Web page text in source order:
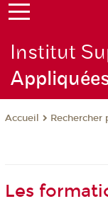
Institut
Accueil Rechercher
Les